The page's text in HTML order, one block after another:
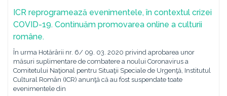
ICR reprogramează evenimentele, în contextul crizei
COVID-19. Continuăm promovarea online a culturii
române.
În urma Hotărârii nr. 6/ 09. 03. 2020 privind aprobarea unor
măsuri suplimentare de combatere a noului Coronavirus a
Comitetului Naţional pentru Situaţii Speciale de Urgenţă, Institutul
Cultural Român (ICR) anunţă că au fost suspendate toate
evenimentele din